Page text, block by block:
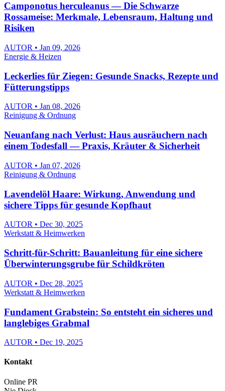
Camponotus herculeanus — Die Schwarze
Rossameise: Merkmale, Lebensraum, Haltung und
Risiken
AUTOR • Jan 09, 2026
Energie & Heizen
Leckerlies für Ziegen: Gesunde Snacks, Rezepte und
Fütterungstipps
AUTOR • Jan 08, 2026
Reinigung & Ordnung
Neuanfang nach Verlust: Haus ausräuchern nach
einem Todesfall — Praxis, Kräuter & Sicherheit
AUTOR • Jan 07, 2026
Reinigung & Ordnung
Lavendelöl Haare: Wirkung, Anwendung und
sichere Tipps für gesunde Kopfhaut
AUTOR • Dec 30, 2025
Werkstatt & Heimwerken
Schritt-für-Schritt: Bauanleitung für eine sichere
Überwinterungsgrube für Schildkröten
AUTOR • Dec 28, 2025
Werkstatt & Heimwerken
Fundament Grabstein: So entsteht ein sicheres und
langlebiges Grabmal
AUTOR • Dec 19, 2025
Kontakt
Online PR